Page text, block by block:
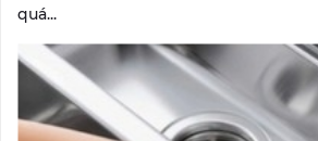
quá...